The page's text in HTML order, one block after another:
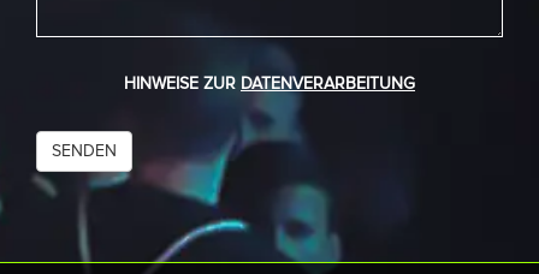
HINWEISE ZUR DATENVERARBEITUNG